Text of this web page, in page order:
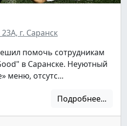
г. Саранск
помочь сотрудникам
в Саранске. Неуютный
меню, отсутс...
Подробнее...